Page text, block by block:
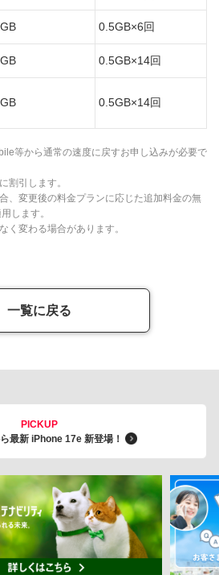
0.5GB×6回
0.5GB×14回
0.5GB×14回
等から通常の速度に戻すお申し込みが必要で
割引します。
、変更後の料金プランに応じた追加料金の無
します。
く変わる場合があります。
一覧に戻る
PICKUP
最新 iPhone 17e 新登場！